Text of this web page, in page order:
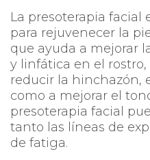
La presoterapia facial
para rejuvenecer la
que ayuda a mejorar
y linfática en el
reducir la hinchazón,
como a mejorar el
presoterapia facial
tanto las líneas de
de fatiga.